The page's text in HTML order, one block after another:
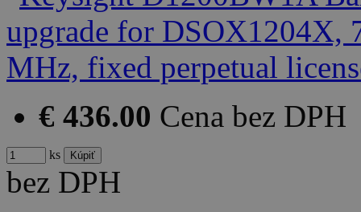
€ 436.00 Cena bez DPH
ks
bez DPH